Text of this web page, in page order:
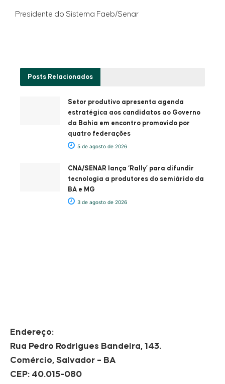
Presidente do Sistema Faeb/Senar
Posts Relacionados
Setor produtivo apresenta agenda
estratégica aos candidatos ao Governo
da Bahia em encontro promovido por
quatro federações
5 de agosto de 2026
CNA/SENAR lança ‘Rally’ para difundir
tecnologia a produtores do semiárido da
BA e MG
3 de agosto de 2026
Endereço:
Rua Pedro Rodrigues Bandeira, 143.
Comércio, Salvador – BA
CEP: 40.015-080